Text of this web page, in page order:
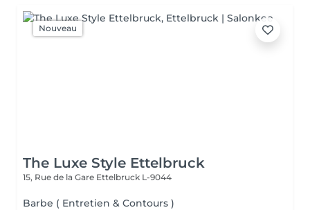
Nouveau
The Luxe Style Ettelbruck
15, Rue de la Gare Ettelbruck L-9044
Barbe ( Entretien & Contours )